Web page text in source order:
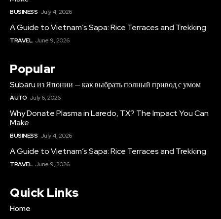
BUSINESS July 4, 2026
A Guide to Vietnam’s Sapa: Rice Terraces and Trekking
TRAVEL June 9, 2026
Popular
Subaru из Японии — как выбрать полный привод с умом
AUTO July 6, 2026
Why Donate Plasma in Laredo, TX? The Impact You Can
Make
BUSINESS July 4, 2026
A Guide to Vietnam’s Sapa: Rice Terraces and Trekking
TRAVEL June 9, 2026
Quick Links
Home